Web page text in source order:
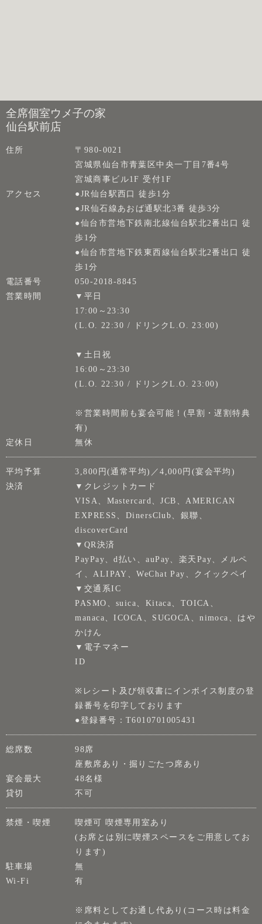
全席個室ウメ子の家
仙台駅前店
住所
〒980-0021
宮城県仙台市青葉区中央一丁目7番4号
宮城商事ビル1F 受付1F
アクセス
●JR仙台駅西口 徒歩1分
●JR仙石線あおば通駅北3番 徒歩3分
●仙台市営地下鉄南北線仙台駅北2番出口 徒
歩1分
●仙台市営地下鉄東西線仙台駅北2番出口 徒
歩1分
電話番号
050-2018-8845
営業時間
▼平日
17:00～23:30
(L.O. 22:30 / ドリンクL.O. 23:00)
▼土日祝
16:00～23:30
(L.O. 22:30 / ドリンクL.O. 23:00)
※営業時間前も宴会可能！(早割・遅割特典
有)
定休日
無休
平均予算
3,800円(通常平均)／4,000円(宴会平均)
決済
▼クレジットカード
VISA、Mastercard、JCB、AMERICAN
EXPRESS、DinersClub、銀聯、
discoverCard
▼QR決済
PayPay、d払い、auPay、楽天Pay、メルペ
イ、ALIPAY、WeChat Pay、クイックペイ
▼交通系IC
PASMO、suica、Kitaca、TOICA、
manaca、ICOCA、SUGOCA、nimoca、はや
かけん
▼電子マネー
ID
※レシート及び領収書にインボイス制度の登
録番号を印字しております
●登録番号：T6010701005431
総席数
98席
座敷席あり・掘りごたつ席あり
宴会最大
48名様
貸切
不可
禁煙・喫煙
喫煙可 喫煙専用室あり
(お席とは別に喫煙スペースをご用意してお
ります)
駐車場
無
Wi-Fi
有
※席料としてお通し代あり(コース時は料金